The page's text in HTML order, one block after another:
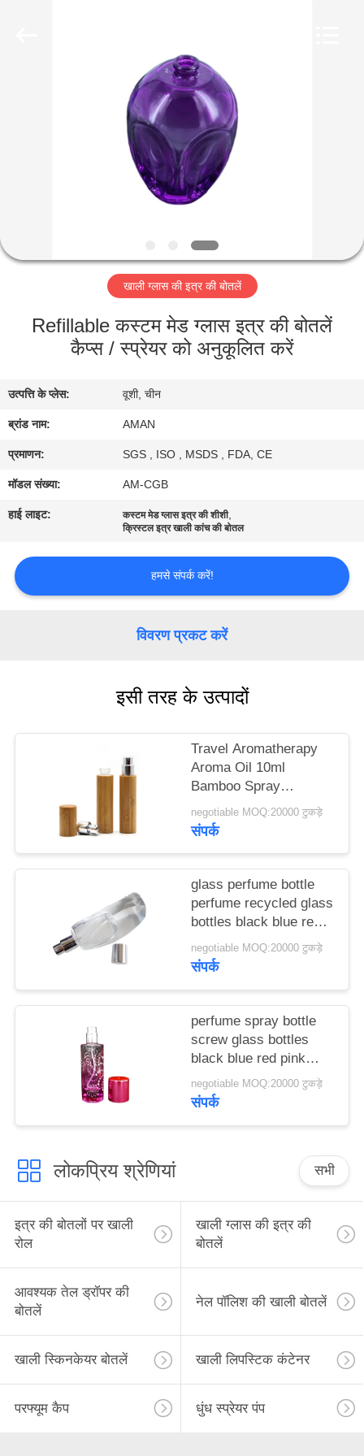
वीआर
शो
हमारे
कारखाना
दौरा
गुणवत्ता
हमसे
का
साइटमैप
PRIVACY
POLICY
खाली ग्लास की इत्र की बोतलें
Refillable कस्टम मेड ग्लास इत्र की बोतलें
कैप्स / स्प्रेयर को अनुकूलित करें
उत्पत्ति के प्लेस: वूशी, चीन
ब्रांड नाम: AMAN
प्रमाणन: SGS , ISO , MSDS , FDA, CE
मॉडल संख्या: AM-CGB
हाई लाइट: कस्टम मेड ग्लास इत्र की शीशी,
क्रिस्टल इत्र खाली कांच की बोतल
हमसे संपर्क करें!
विवरण प्रकट करें
इसी तरह के उत्पादों
Travel Aromatherapy
Aroma Oil 10ml
Bamboo Spray
Perfume Bottle With
Screw Spray Cap
negotiable MOQ:20000 टुकड़े
संपर्क
glass perfume bottle
perfume recycled glass
bottles black blue red
pink green cap plastic
and metal
negotiable MOQ:20000 टुकड़े
संपर्क
perfume spray bottle
screw glass bottles
black blue red pink
green cap plastic and
metal
negotiable MOQ:20000 टुकड़े
संपर्क
लोकप्रिय श्रेणियां सभी
इत्र की बोतलों पर खाली
रोल
खाली ग्लास की इत्र की
बोतलें
आवश्यक तेल ड्रॉपर की
बोतलें
नेल पॉलिश की खाली बोतलें
खाली स्किनकेयर बोतलें खाली लिपस्टिक कंटेनर
परफ्यूम कैप धुंध स्प्रेयर पंप